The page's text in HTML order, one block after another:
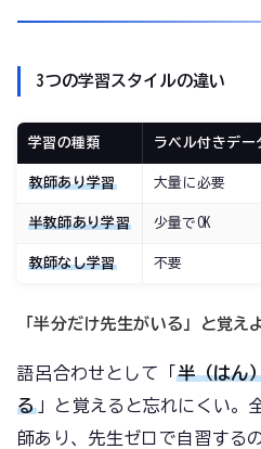
3つの学習スタイルの違い
学習の種類 ラベル付きデー
教師あり学習 大量に必要
半教師あり学習 少量でOK
教師なし学習 不要
「半分だけ先生がいる」と覚え
語呂合わせとして「 半（はん
る」と覚えると忘れにくい。
師あり、先生ゼロで自習する